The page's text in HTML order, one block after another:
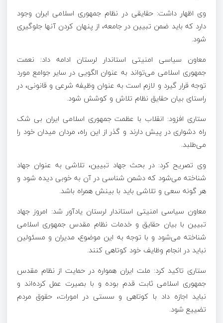
وی اظهار داشت: حقایقی در نظام جمهوری اسلامی ایران وجود
دارد که باید ضمن تبیین در جامعه، از پنهان کردن آنها جلوگیری
شود.
معاون سیاسی امنیتی استاندار لرستان ادامه داد: نعمت
جمهوری اسلامی می‌تواند به عنوان الگویی در سایر جوامع مورد
توجه قرار گیرد و لازم است به عنوان وظیفه شرعی و قانونی، در
راستای بیان حقایق نظام تلاش و کوشش شود.
ستاری افزود: انقلاب با عظمت جمهوری اسلامی ایران بی شک
راه دشواری در پیش دارند و گذر از این راه، مردان میدان خود را
می‌طلبد.
وی تصریح کرد: در بحث جهاد تبیین، تلاشی به عنوان جهاد
شناخته می‌شود که دشمن شناسی در آن به خوبی دیده شود و
هر گونه سعی و تلاشی باید با بینش همراه باشد.
معاون سیاسی امنیتی استاندار لرستان یادآور شد: امروز جهاد
تبیین با بیان حقایق و خدمات نظام مقدس جمهوری اسلامی
شناخته می‌شود و با توجه به این موضوع، مدیران و مسئولین
نباید در انجام وظایف خود کوتاهی کنند.
ستاری تاکید کرد: ملت ایران همواره در حمایت از نظام مقدس
جمهوری اسلامی ثابت قدم بوده و با بصیرت عمل کرده‌اند و
نباید اجازه داد با کوتاهی و سستی در امورات، حقوق مردم
تضییع شود.